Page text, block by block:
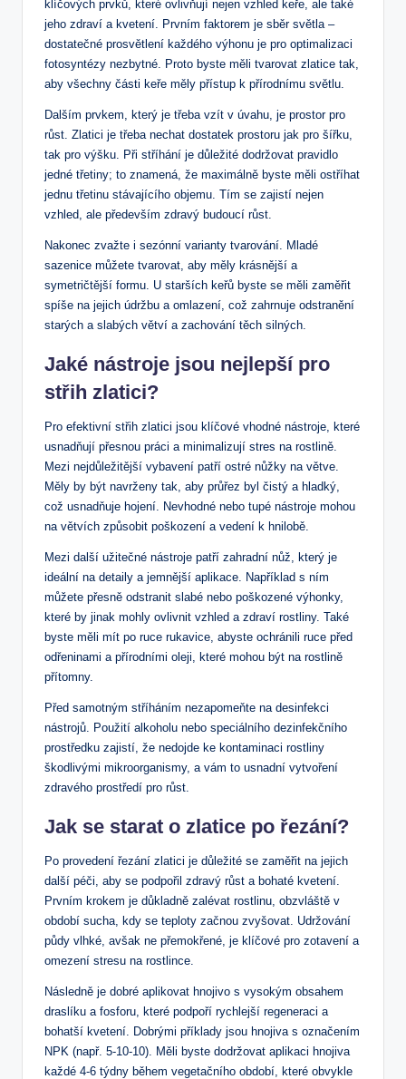
klíčových prvků, které ovlivňují nejen vzhled keře, ale také
jeho zdraví a kvetení. Prvním faktorem je sběr světla –
dostatečné prosvětlení každého výhonu je pro optimalizaci
fotosyntézy nezbytné. Proto byste měli tvarovat zlatice tak,
aby všechny části keře měly přístup k přírodnímu světlu.
Dalším prvkem, který je třeba vzít v úvahu, je prostor pro
růst. Zlatici je třeba nechat dostatek prostoru jak pro šířku,
tak pro výšku. Při stříhání je důležité dodržovat pravidlo
jedné třetiny; to znamená, že maximálně byste měli ostříhat
jednu třetinu stávajícího objemu. Tím se zajistí nejen
vzhled, ale především zdravý budoucí růst.
Nakonec zvažte i sezónní varianty tvarování. Mladé
sazenice můžete tvarovat, aby měly krásnější a
symetričtější formu. U starších keřů byste se měli zaměřit
spíše na jejich údržbu a omlazení, což zahrnuje odstranění
starých a slabých větví a zachování těch silných.
Jaké nástroje jsou nejlepší pro
střih zlatici?
Pro efektivní střih zlatici jsou klíčové vhodné nástroje, které
usnadňují přesnou práci a minimalizují stres na rostlině.
Mezi nejdůležitější vybavení patří ostré nůžky na větve.
Měly by být navrženy tak, aby průřez byl čistý a hladký,
což usnadňuje hojení. Nevhodné nebo tupé nástroje mohou
na větvích způsobit poškození a vedení k hnilobě.
Mezi další užitečné nástroje patří zahradní nůž, který je
ideální na detaily a jemnější aplikace. Například s ním
můžete přesně odstranit slabé nebo poškozené výhonky,
které by jinak mohly ovlivnit vzhled a zdraví rostliny. Také
byste měli mít po ruce rukavice, abyste ochránili ruce před
odřeninami a přírodními oleji, které mohou být na rostlině
přítomny.
Před samotným stříháním nezapomeňte na desinfekci
nástrojů. Použití alkoholu nebo speciálního dezinfekčního
prostředku zajistí, že nedojde ke kontaminaci rostliny
škodlivými mikroorganismy, a vám to usnadní vytvoření
zdravého prostředí pro růst.
Jak se starat o zlatice po řezání?
Po provedení řezání zlatici je důležité se zaměřit na jejich
další péči, aby se podpořil zdravý růst a bohaté kvetení.
Prvním krokem je důkladně zalévat rostlinu, obzvláště v
období sucha, kdy se teploty začnou zvyšovat. Udržování
půdy vlhké, avšak ne přemokřené, je klíčové pro zotavení a
omezení stresu na rostlince.
Následně je dobré aplikovat hnojivo s vysokým obsahem
draslíku a fosforu, které podpoří rychlejší regeneraci a
bohatší kvetení. Dobrými příklady jsou hnojiva s označením
NPK (např. 5-10-10). Měli byste dodržovat aplikaci hnojiva
každé 4-6 týdny během vegetačního období, které obvykle